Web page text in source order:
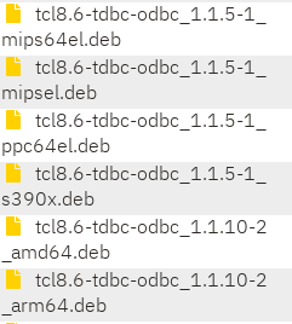
tcl8.6-tdbc-odbc_1.1.5-1_
mips64el.deb
tcl8.6-tdbc-odbc_1.1.5-1_
mipsel.deb
tcl8.6-tdbc-odbc_1.1.5-1_
ppc64el.deb
tcl8.6-tdbc-odbc_1.1.5-1_
s390x.deb
tcl8.6-tdbc-odbc_1.1.10-2
_amd64.deb
tcl8.6-tdbc-odbc_1.1.10-2
_arm64.deb